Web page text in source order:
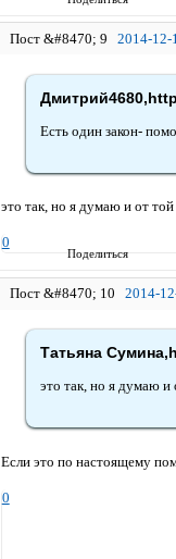
Поделиться
9 2014-12-
Есть один закон-
это так, но я думаю и от
0
10 2014-
Татьяна
это так, но я думаю и
Если это по настоящему
0